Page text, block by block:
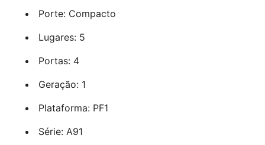
Porte: Compacto
Lugares: 5
Portas: 4
Geração: 1
Plataforma: PF1
Série: A91